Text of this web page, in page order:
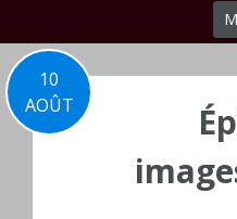
10
AOÛT